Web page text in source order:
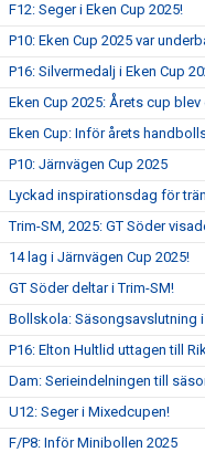
F12: Seger i Eken Cup 2025!
P10: Eken Cup 2025 var
P16: Silvermedalj i Eken Cup
Eken Cup 2025: Årets cup blev
Eken Cup: Inför årets
P10: Järnvägen Cup 2025
Lyckad inspirationsdag för
Trim-SM, 2025: GT Söder
14 lag i Järnvägen Cup 2025!
GT Söder deltar i Trim-SM!
Bollskola: Säsongsavslutning
P16: Elton Hultlid uttagen till
Dam: Serieindelningen till
U12: Seger i Mixedcupen!
F/P8: Inför Minibollen 2025